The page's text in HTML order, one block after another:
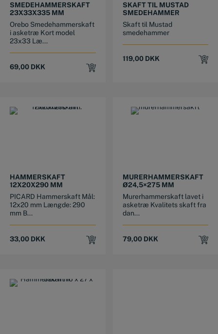
SMEDEHAMMERSKAFT
23X33X335 MM
Orebo Smedehammerskaft
i asketræ Kort model
23x33 Læ...
69,00 DKK
SKAFT TIL MUSTAD
SMEDEHAMMER
Skaft til Mustad
smedehammer
119,00 DKK
HAMMERSKAFT
12X20X290 MM
PICARD Hammerskaft Mål:
12x20 mm Længde: 290
mm B...
33,00 DKK
MURERHAMMERSKAFT
Ø24,5×275 MM
Murerhammerskaft lavet i
asketræ Kvalitets skaft fra
dan...
79,00 DKK